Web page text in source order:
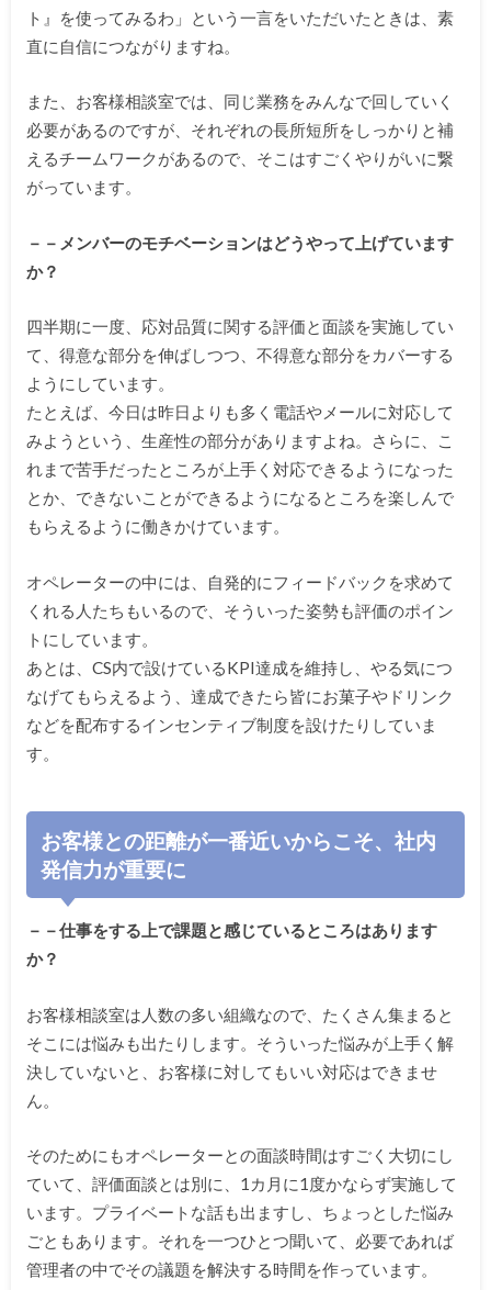
ト』を使ってみるわ」という一言をいただいたときは、素
直に自信につながりますね。
また、お客様相談室では、同じ業務をみんなで回していく
必要があるのですが、それぞれの長所短所をしっかりと補
えるチームワークがあるので、そこはすごくやりがいに繋
がっています。
－－メンバーのモチベーションはどうやって上げています
か？
四半期に一度、応対品質に関する評価と面談を実施してい
て、得意な部分を伸ばしつつ、不得意な部分をカバーする
ようにしています。
たとえば、今日は昨日よりも多く電話やメールに対応して
みようという、生産性の部分がありますよね。さらに、こ
れまで苦手だったところが上手く対応できるようになった
とか、できないことができるようになるところを楽しんで
もらえるように働きかけています。
オペレーターの中には、自発的にフィードバックを求めて
くれる人たちもいるので、そういった姿勢も評価のポイン
トにしています。
あとは、CS内で設けているKPI達成を維持し、やる気につ
なげてもらえるよう、達成できたら皆にお菓子やドリンク
などを配布するインセンティブ制度を設けたりしていま
す。
お客様との距離が一番近いからこそ、社内
発信力が重要に
－－仕事をする上で課題と感じているところはあります
か？
お客様相談室は人数の多い組織なので、たくさん集まると
そこには悩みも出たりします。そういった悩みが上手く解
決していないと、お客様に対してもいい対応はできませ
ん。
そのためにもオペレーターとの面談時間はすごく大切にし
ていて、評価面談とは別に、1カ月に1度かならず実施して
います。プライベートな話も出ますし、ちょっとした悩み
ごともあります。それを一つひとつ聞いて、必要であれば
管理者の中でその議題を解決する時間を作っています。